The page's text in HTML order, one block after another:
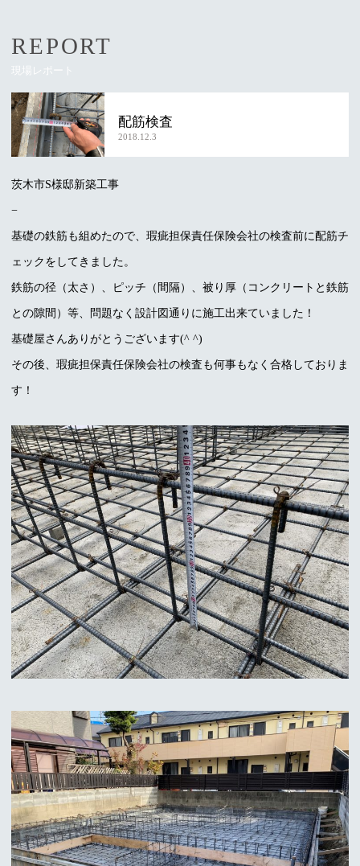
REPORT
現場レポート
配筋検査
2018.12.3
茨木市S様邸新築工事
−
基礎の鉄筋も組めたので、瑕疵担保責任保険会社の検査前に配筋チ
ェックをしてきました。
鉄筋の径（太さ）、ピッチ（間隔）、被り厚（コンクリートと鉄筋
との隙間）等、問題なく設計図通りに施工出来ていました！
基礎屋さんありがとうございます(^ ^)
その後、瑕疵担保責任保険会社の検査も何事もなく合格しておりま
す！